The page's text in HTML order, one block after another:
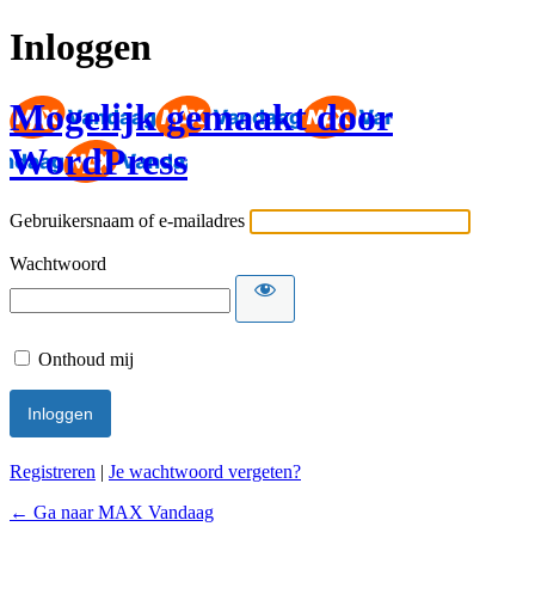
Inloggen
Mogelijk gemaakt door
WordPress
Gebruikersnaam of e-mailadres
Wachtwoord
Onthoud mij
Registreren | Je wachtwoord vergeten?
← Ga naar MAX Vandaag